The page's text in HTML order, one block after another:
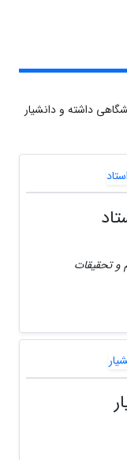
داشته و دانشیار
و تحقیقات